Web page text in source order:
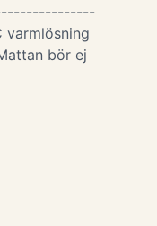
varmlösning
bör ej